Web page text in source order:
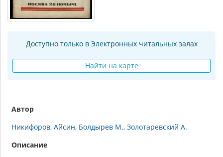
Доступно только в Электронных читальных залах
Найти на карте
Автор
Никифоров Айсин Болдырев М. Золотаревский А.
Описание